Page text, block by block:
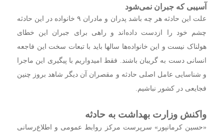
آسیبی که جبران نمی‌شود
علت این حادثه هر چه باشد پدران و مادران ۹ خانواده در این حادثه
چشم خود را ازدست داده‌اند و راهی برای جبران این خطای
هولناک نیست و این خانواده‌ها سالها باید با تبعات سخت این فاجعه
انسانی دست به گریبان باشند. فقط امیدواریم با پیگیری این ماجرا
و شناسایی عامل اصلی حادثه و مقصران آن دیگر شاهد بروز چنین
فجایعی در کشور نباشیم.
واکنش وزارت بهداشت به حادثه
«حسین کرمانپور» سرپرست مرکز روابط عمومی و اطلاع‌رسانی